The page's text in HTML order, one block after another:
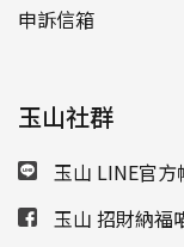
申訴信箱
玉山社群
玉山 LINE官方
玉山 招財納福